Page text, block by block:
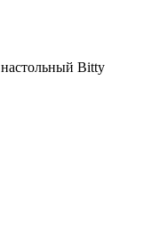
Bitty